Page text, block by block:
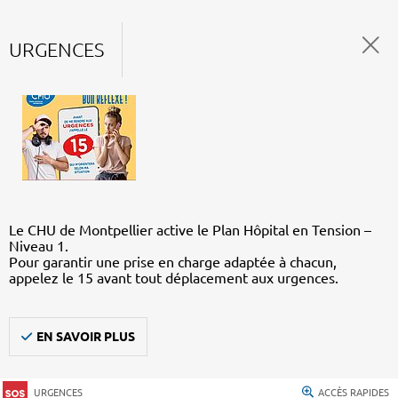
URGENCES
Le CHU de Montpellier active le Plan Hôpital en Tension –
Niveau 1.
Pour garantir une prise en charge adaptée à chacun,
appelez le 15 avant tout déplacement aux urgences.
EN SAVOIR PLUS
URGENCES ACCÈS RAPIDES